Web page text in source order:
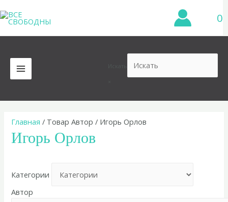
к
содержимому
0
MAIN
MENU
Главная / Товар Автор / Игорь Орлов
Игорь Орлов
Категории
Автор